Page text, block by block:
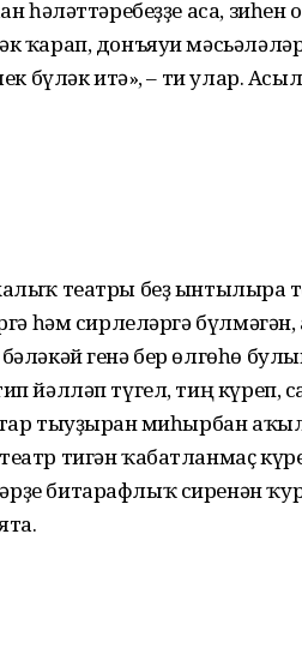
һәләттәребеҙҙе аса,
ҡарап, донъяуи
бүләк итә», – ти улар.
театры беҙ ынтылырға
һәм сирлеләргә
генә бер өлгөһө
йәлләп түгел, тиң күреп,
тыуҙырған миһырбан
тигән ҡабатланмаҫ
бита­рафлыҡ сиренән